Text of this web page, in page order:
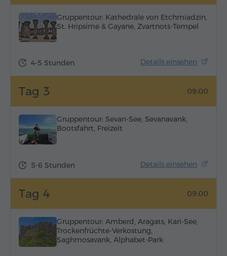
Gruppentour: Kathedrale von Etchmiadzin,
St. Hripsime & Gayane, Zvartnots-Tempel
Details einsehen
4-5 Stunden
Tag 3 09:00
Gruppentour: Sevan-See, Sevanavank,
Bootsfahrt, Freizeit
Details einsehen
5-6 Stunden
Tag 4 09:00
Gruppentour: Amberd, Aragats, Kari-See,
Trockenfrüchte-Verkostung,
Saghmosavank, Alphabet-Park